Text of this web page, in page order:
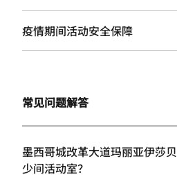
疫情期间活动安全保障
常见问题解答
墨西哥城改革大道玛丽亚伊莎
少间活动室？